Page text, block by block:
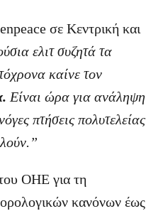
σε Κεντρική και
ελιτ συζητά τα
καίνε τον
Είναι ώρα για ανάληψη
πτήσεις πολυτελείας
ΟΗΕ για τη
κανόνων έως